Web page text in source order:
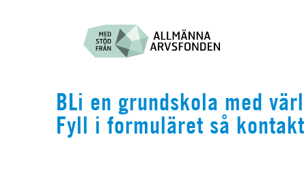
BLi en grundskola med
Fyll i formuläret så